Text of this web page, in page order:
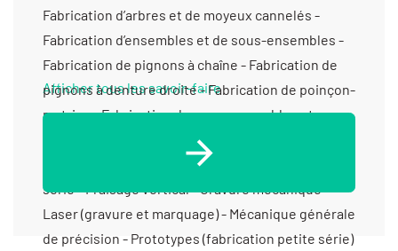
Afficher tous les savoir-faire